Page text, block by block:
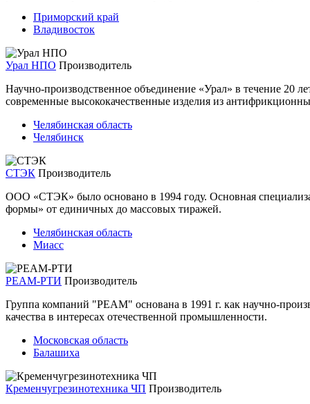
Приморский край
Владивосток
Урал НПО Производитель
Научно-производственное объединение «Урал» в течение 20
cовременные высококачественные изделия из
Челябинская область
Челябинск
СТЭК Производитель
ООО «СТЭК» было основано в 1994 году. Основная
формы» от единичных до массовых тиражей.
Челябинская область
Миасс
РЕАМ-РТИ Производитель
Группа компаний "РЕАМ" основана в 1991 г. как научно-
качества в интересах отечественной промышленности.
Московская область
Балашиха
Кременчугрезинотехника ЧП Производитель